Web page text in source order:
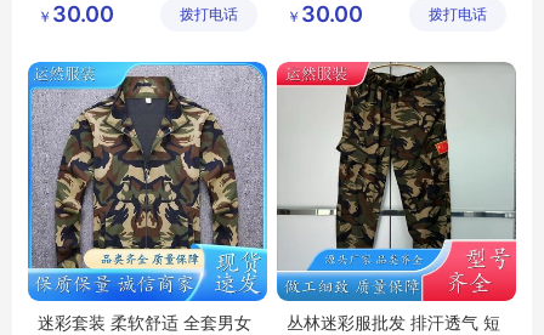
夏季迷彩套装
军训迷彩服
工厂
￥ 30.00 拨打电话
夏季迷彩套装
迷彩圆领短袖
工厂
￥ 30.00 拨打电话
迷彩套装 柔软舒适 全套男女
丛林迷彩服批发 排汗透气 短